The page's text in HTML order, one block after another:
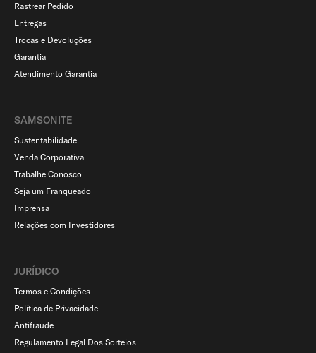
Rastrear Pedido
Entregas
Trocas e Devoluções
Garantia
Atendimento Garantia
SAMSONITE
Sustentabilidade
Venda Corporativa
Trabalhe Conosco
Seja um Franqueado
Imprensa
Relações com Investidores
JURÍDICO
Termos e Condições
Política de Privacidade
Antifraude
Regulamento Legal Dos Sorteios